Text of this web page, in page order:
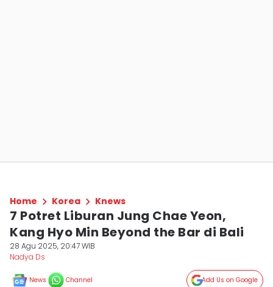
Home Korea Knews
7 Potret Liburan Jung Chae Yeon,
Kang Hyo Min Beyond the Bar di Bali
28 Agu 2025, 20:47 WIB
Nadya Ds
News Channel Add Us on Google